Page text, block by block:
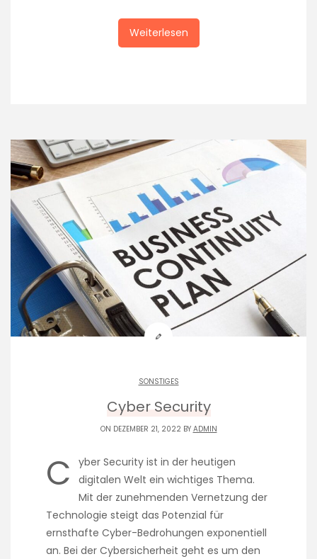
Weiterlesen
SONSTIGES
Cyber Security
ON DEZEMBER 21, 2022 BY ADMIN
C
yber Security ist in der heutigen
digitalen Welt ein wichtiges Thema.
Mit der zunehmenden Vernetzung der
Technologie steigt das Potenzial für
ernsthafte Cyber-Bedrohungen exponentiell
an. Bei der Cybersicherheit geht es um den